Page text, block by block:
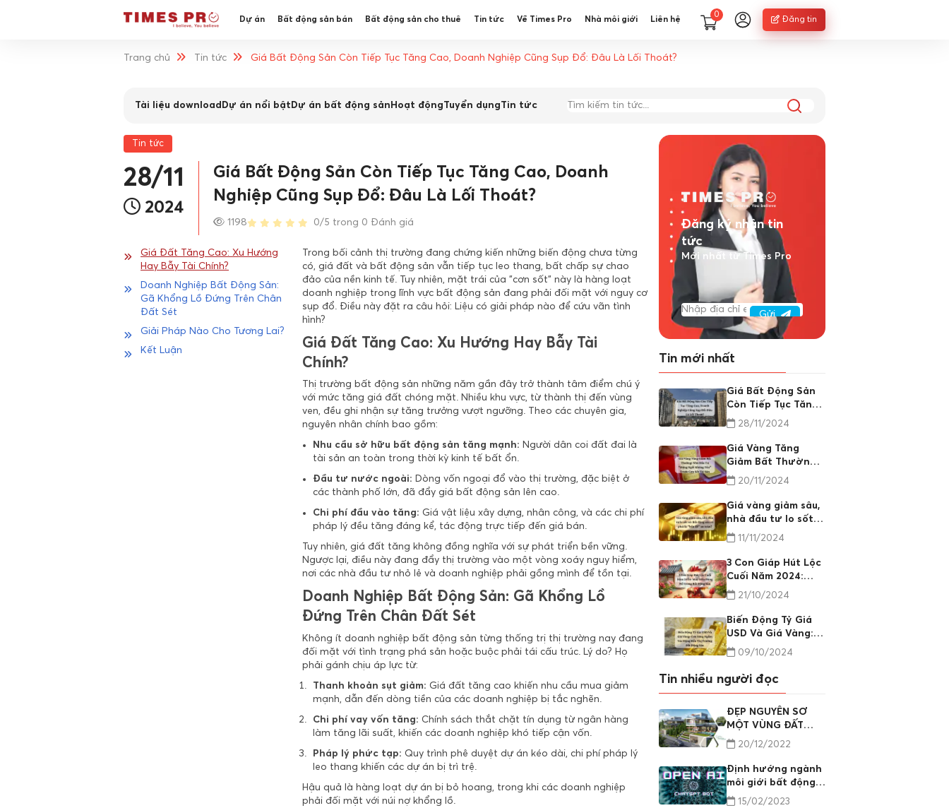
Dự án Bất động sản bán Bất động sản cho thuê Tin tức Về Times Pro Nhà môi giới Liên hệ
0
Đăng tin
Trang chủ Tin tức Giá Bất Động Sản Còn Tiếp Tục Tăng Cao, Doanh Nghiệp Cũng Sụp Đổ: Đâu Là Lối Thoát?
Tài liệu download Dự án nổi bật Dự án bất động sản Hoạt độngTuyển dụngTin tức
Tin tức
28/11
2024
Giá Bất Động Sản Còn Tiếp Tục Tăng Cao, Doanh
Nghiệp Cũng Sụp Đổ: Đâu Là Lối Thoát?
1198 0/5 trong 0 Đánh giá
Giá Đất Tăng Cao: Xu Hướng
Hay Bẫy Tài Chính?
Doanh Nghiệp Bất Động Sản:
Gã Khổng Lồ Đứng Trên Chân
Đất Sét
Giải Pháp Nào Cho Tương Lai?
Kết Luận
Trong bối cảnh thị trường đang chứng kiến những biến động chưa từng
có, giá đất và bất động sản vẫn tiếp tục leo thang, bất chấp sự chao
đảo của nền kinh tế. Tuy nhiên, mặt trái của "cơn sốt" này là hàng loạt
doanh nghiệp trong lĩnh vực bất động sản đang phải đối mặt với nguy cơ
sụp đổ. Điều này đặt ra câu hỏi: Liệu có giải pháp nào để cứu vãn tình
hình?
Giá Đất Tăng Cao: Xu Hướng Hay Bẫy Tài
Chính?
Thị trường bất động sản những năm gần đây trở thành tâm điểm chú ý
với mức tăng giá đất chóng mặt. Nhiều khu vực, từ thành thị đến vùng
ven, đều ghi nhận sự tăng trưởng vượt ngưỡng. Theo các chuyên gia,
nguyên nhân chính bao gồm:
Nhu cầu sở hữu bất động sản tăng mạnh: Người dân coi đất đai là
tài sản an toàn trong thời kỳ kinh tế bất ổn.
Đầu tư nước ngoài: Dòng vốn ngoại đổ vào thị trường, đặc biệt ở
các thành phố lớn, đã đẩy giá bất động sản lên cao.
Chi phí đầu vào tăng: Giá vật liệu xây dựng, nhân công, và các chi phí
pháp lý đều tăng đáng kể, tác động trực tiếp đến giá bán.
Tuy nhiên, giá đất tăng không đồng nghĩa với sự phát triển bền vững.
Ngược lại, điều này đang đẩy thị trường vào một vòng xoáy nguy hiểm,
nơi các nhà đầu tư nhỏ lẻ và doanh nghiệp phải gồng mình để tồn tại.
Doanh Nghiệp Bất Động Sản: Gã Khổng Lồ
Đứng Trên Chân Đất Sét
Không ít doanh nghiệp bất động sản từng thống trị thị trường nay đang
đối mặt với tình trạng phá sản hoặc buộc phải tái cấu trúc. Lý do? Họ
phải gánh chịu áp lực từ:
Thanh khoản sụt giảm: Giá đất tăng cao khiến nhu cầu mua giảm
mạnh, dẫn đến dòng tiền của các doanh nghiệp bị tắc nghẽn.
Chi phí vay vốn tăng: Chính sách thắt chặt tín dụng từ ngân hàng
làm tăng lãi suất, khiến các doanh nghiệp khó tiếp cận vốn.
Pháp lý phức tạp: Quy trình phê duyệt dự án kéo dài, chi phí pháp lý
leo thang khiến các dự án bị trì trệ.
Hậu quả là hàng loạt dự án bị bỏ hoang, trong khi các doanh nghiệp
phải đối mặt với núi nợ khổng lồ.
Đăng ký nhận tin
tức
Mới nhất từ Times Pro
Gửi
Tin mới nhất
Giá Bất Động Sản
Còn Tiếp Tục Tăng
Cao, Doanh Nghiệp
Cũng Sụp Đổ: Đâu
Là Lối Thoát?
28/11/2024
Giá Vàng Tăng
Giảm Bất Thường:
Nhà Đầu Tư "Đứng
Ngồi Không Yên"
Trước Cơn Sốt Tài
Sản
20/11/2024
Giá vàng giảm sâu,
nhà đầu tư lo sốt
vó: Bất động sản có
phải là "bến đỗ" an
toàn?
11/11/2024
3 Con Giáp Hút Lộc
Cuối Năm 2024:
May Mắn Bùng Nổ
Trong Bất Động
Sản
21/10/2024
Biến Động Tỷ Giá
USD Và Giá Vàng:
Cơn Sóng Ngầm
Tác Động Đến Thị
Trường Bất Động
Sản
09/10/2024
Tin nhiều người đọc
ĐẸP NGUYÊN SƠ
MỘT VÙNG ĐẤT
LƯƠNG SƠN, HÒA
BÌNH
20/12/2022
Định hướng ngành
môi giới bất động
sản nhìn từ
15/02/2023